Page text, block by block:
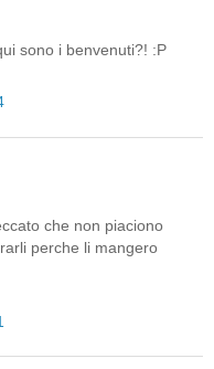
sono i benvenuti?! :P
che non piaciono
perche li mangero